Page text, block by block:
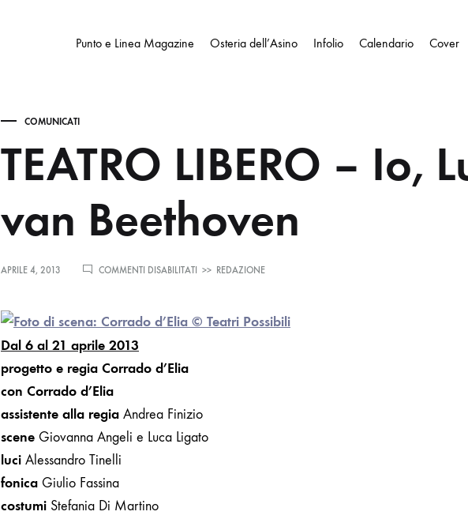
Punto e Linea Magazine Osteria dell’Asino Infolio Calendario Cover
COMUNICATI
TEATRO LIBERO – Io,
van Beethoven
APRILE 4, 2013 COMMENTI DISABILITATI
SU
IO,
>> REDAZIONE
Dal 6 al 21 aprile 2013
progetto e regia Corrado d’Elia
con Corrado d’Elia
assistente alla regia Andrea Finizio
scene Giovanna Angeli e Luca Ligato
luci Alessandro Tinelli
fonica Giulio Fassina
costumi Stefania Di Martino